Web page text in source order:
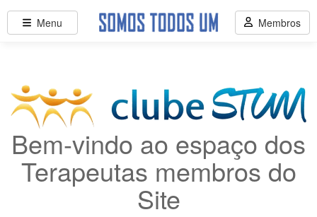
Bem-vindo ao espaço dos
Terapeutas membros do
Site
Menu Membros